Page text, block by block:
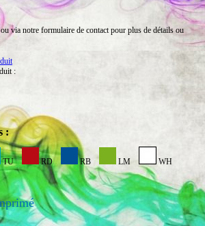
via notre formulaire de contact pour plus de détails ou
:
:
TU RD RB LM WH